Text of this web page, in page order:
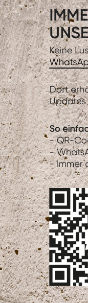
Keine
Dort
Updates
So
- QR-
-
- Immer